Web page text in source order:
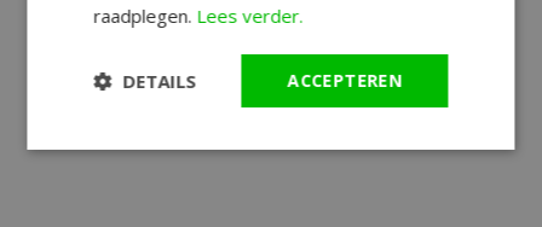
raadplegen. Lees verder.
ACCEPTEREN
DETAILS